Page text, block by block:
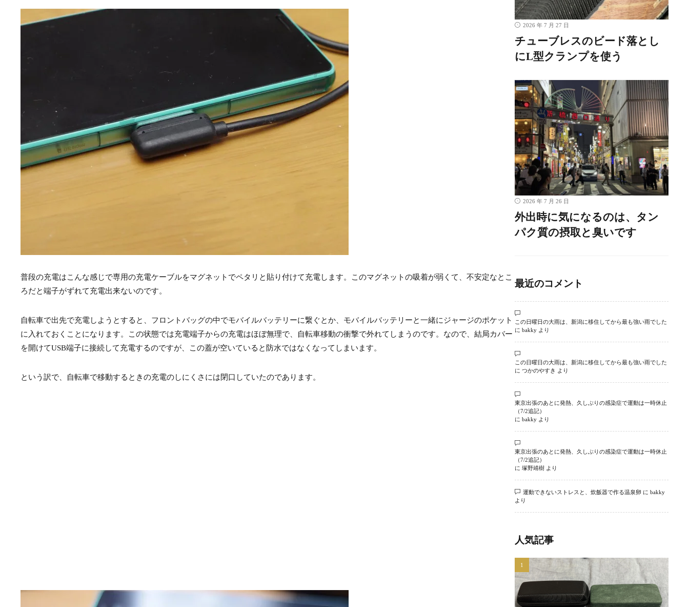
普段の充電はこんな感じで専用の充電ケーブルをマグネットでペタリと貼り付けて充電します。このマグネットの吸着が弱くて、不安定なとこ
ろだと端子がずれて充電出来ないのです。
自転車で出先で充電しようとすると、フロントバッグの中でモバイルバッテリーに繋ぐとか、モバイルバッテリーと一緒にジャージのポケット
に入れておくことになります。この状態では充電端子からの充電はほぼ無理で、自転車移動の衝撃で外れてしまうのです。なので、結局カバー
を開けてUSB端子に接続して充電するのですが、この蓋が空いていると防水ではなくなってしまいます。
という訳で、自転車で移動するときの充電のしにくさには閉口していたのであります。
2026 年 7 月 27 日
チューブレスのビード落とし
にL型クランプを使う
2026 年 7 月 26 日
外出時に気になるのは、タン
パク質の摂取と臭いです
最近のコメント
この日曜日の大雨は、新潟に移住してから最も強い雨でした
に bakky より
この日曜日の大雨は、新潟に移住してから最も強い雨でした
に つかのやすき より
東京出張のあとに発熱、久しぶりの感染症で運動は一時休止
（7/2追記）
に bakky より
東京出張のあとに発熱、久しぶりの感染症で運動は一時休止
（7/2追記）
に 塚野靖樹 より
運動できないストレスと、炊飯器で作る温泉卵 に bakky
より
人気記事